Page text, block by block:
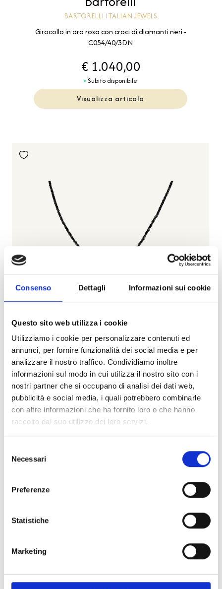
Consenso Dettagli Informazioni sui cookie
Questo sito web utilizza i cookie
Utilizziamo i cookie per personalizzare contenuti ed
annunci, per fornire funzionalità dei social media e per
analizzare il nostro traffico. Condividiamo inoltre
informazioni sul modo in cui utilizza il nostro sito con i
nostri partner che si occupano di analisi dei dati web,
pubblicità e social media, i quali potrebbero combinarle
con altre informazioni che ha fornito loro o che hanno
raccolto dal suo utilizzo dei loro servizi.
delNecessari
Preferenze
Statistiche
Marketing
BARTORELLI ITALIAN JEWELS
Girocollo in oro rosa con croci di diamanti neri -
C054/40/3DN
€ 1.040,00
Subito disponibile
Visualizza articolo
Bartorelli
BARTORELLI ITALIAN JEWELS
Collana girocollo di diamanti neri con lettere pendenti
in oro bianco e diamanti bianchi - BACO06
€ 2.925,00
Subito disponibile